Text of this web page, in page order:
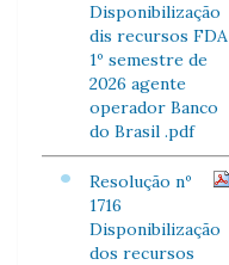
Disponibilização
dis recursos FDA
1º semestre de
2026 agente
operador Banco
do Brasil .pdf
Resolução nº
1716
Disponibilização
dos recursos